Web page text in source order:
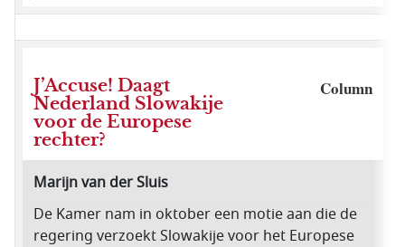
J’Accuse! Daagt
Nederland Slowakije
voor de Europese
rechter?
Column
Marijn van der Sluis
De Kamer nam in oktober een motie aan die de
regering verzoekt Slowakije voor het Europese